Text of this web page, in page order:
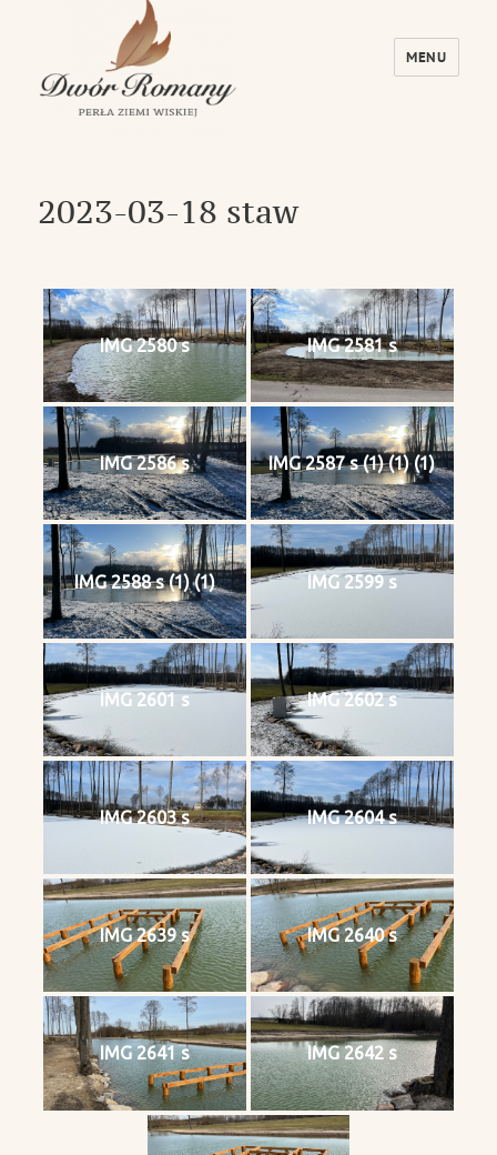
MENU
2023-03-18 staw
IMG 2580 s IMG 2581 s
IMG 2586 s IMG 2587 s (1) (1) (1)
IMG 2588 s (1) (1) IMG 2599 s
IMG 2601 s IMG 2602 s
IMG 2603 s IMG 2604 s
IMG 2639 s IMG 2640 s
IMG 2641 s IMG 2642 s